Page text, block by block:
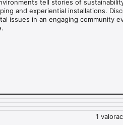
tell stories of
and experiential installations.
issues in an engaging community
1